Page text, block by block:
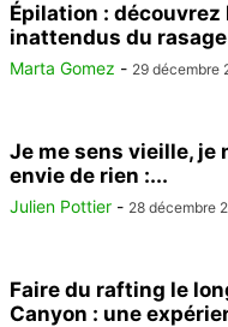
Épilation :
inattendus du
Marta Gomez - 29 décembre
Je me sens vieille, je
envie de rien :...
Julien Pottier - 28 décembre
Faire du rafting le
Canyon : une